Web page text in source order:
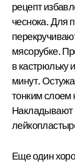
рецепт
чеснока. Для
мясорубке.
в кастрюльку
минут.
тонким слоем
Накладывают
Еще один